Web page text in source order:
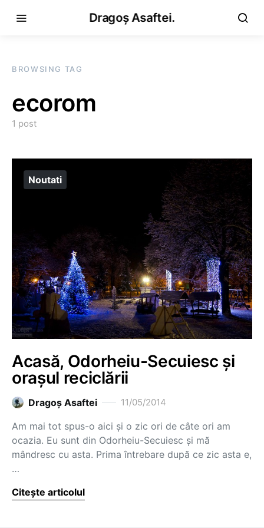
Dragoș Asaftei.
BROWSING TAG
ecorom
1 post
Noutati
Acasă, Odorheiu-Secuiesc și
orașul reciclării
Dragoş Asaftei 11/05/2014
Am mai tot spus-o aici și o zic ori de câte ori am
ocazia. Eu sunt din Odorheiu-Secuiesc și mă
mândresc cu asta. Prima întrebare după ce zic asta e,
…
Citește articolul